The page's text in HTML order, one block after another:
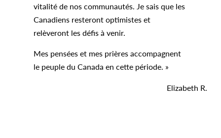
vitalité de nos communautés. Je sais que les
Canadiens resteront optimistes et
relèveront les défis à venir.
Mes pensées et mes prières accompagnent
le peuple du Canada en cette période. »
Elizabeth R.